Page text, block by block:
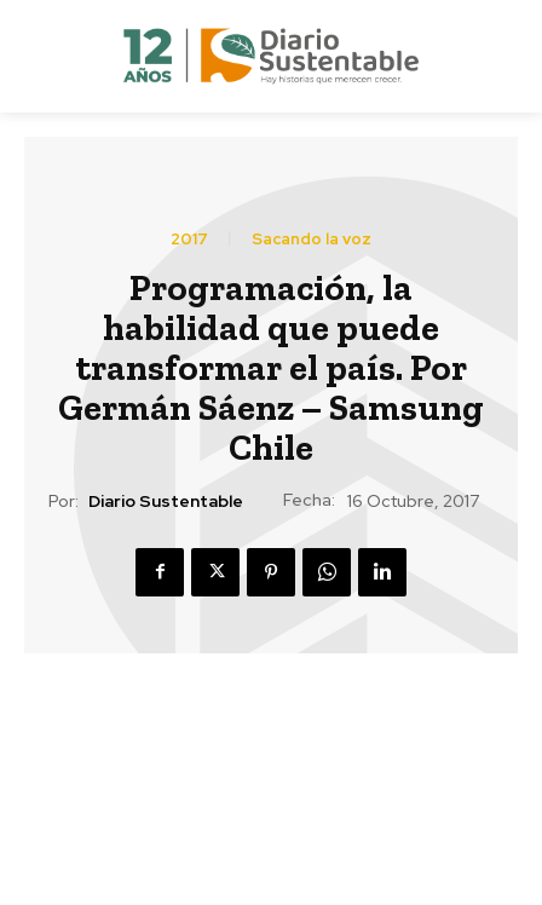
2017 Sacando la voz
Programación, la
habilidad que puede
transformar el país. Por
Germán Sáenz – Samsung
Chile
Por: Diario Sustentable Fecha: 16 Octubre, 2017